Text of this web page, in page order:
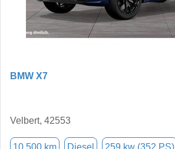
BMW X7
Velbert, 42553
10.500 km Diesel 259 kw (352 PS)